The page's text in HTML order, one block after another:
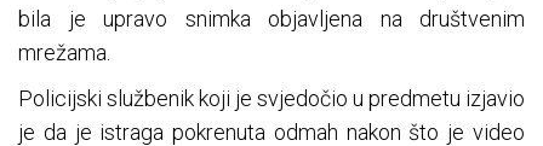
bila je upravo snimka objavljena na društvenim
mrežama.
Policijski službenik koji je svjedočio u predmetu izjavio
je da je istraga pokrenuta odmah nakon što je video